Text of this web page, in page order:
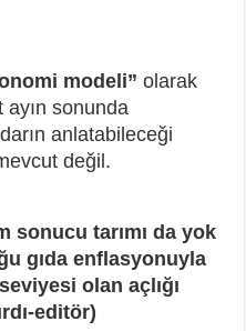
modeli” olarak
sonunda
anlatabileceği
değil.
sonucu tarımı da yok
gıda enflasyonuyla
olan açlığı
editör)